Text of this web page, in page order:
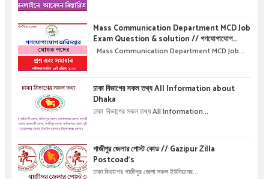
Mass Communication Department MCD Job
Exam Question & solution // গণযোগাযোগ
অধিদপ্তরে নিয়োগ পরীক্ষার প্রশ্ন এবং সমাধান
Mass Communication Department MCD Job...
ঢাকা বিভাগের সকল তথ্য All Information about
Dhaka
ঢাকা বিভাগের সকল তথ্য All Information...
গাজীপুর জেলার পোস্ট কোড // Gazipur Zilla
Postcoad's
ঢাকা বিভাগের গাজীপুর জেলা সকল ইউনিয়নের...